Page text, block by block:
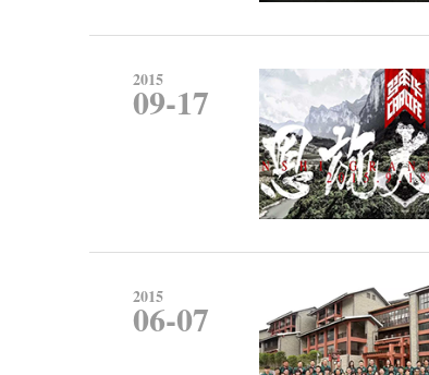
2015
09-17
2015
06-07